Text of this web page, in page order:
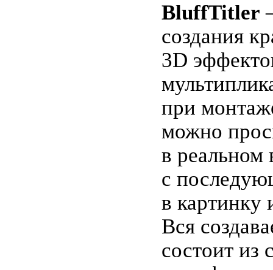
BluffTitler
создания
3D
при
можно
в реальном
с
в картинку
Вся
состоит из